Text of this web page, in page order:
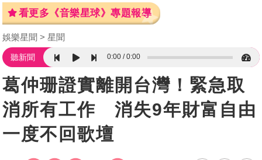
看更多《音樂星球》專題報導
娛樂星聞 星聞
聽新聞 0:00 0:00
葛仲珊證實離開台灣！緊急取
消所有工作 消失9年財富自由
一度不回歌壇